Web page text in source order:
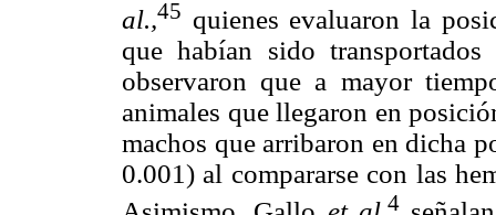
al.,45 quienes evaluaron la
que habían sido
observaron que a mayor
animales que llegaron en
machos que arribaron en dicha
0.001) al compararse con las
4